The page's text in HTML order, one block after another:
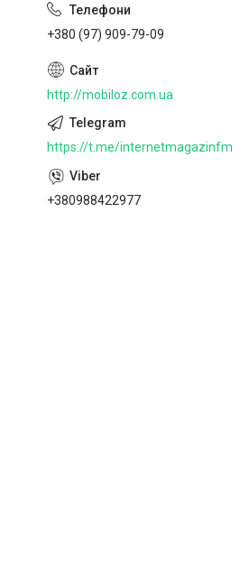
+380 (97) 909-79-09
http://mobiloz.com.ua
https://t.me/internetmagazinfm
+380988422977